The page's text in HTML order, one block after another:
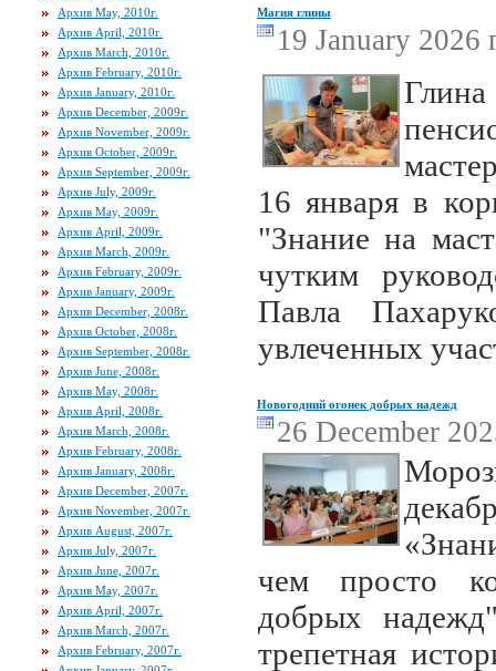
Архив May, 2010г.
Архив April, 2010г.
Архив March, 2010г.
Архив February, 2010г.
Архив January, 2010г.
Архив December, 2009г.
Архив November, 2009г.
Архив October, 2009г.
Архив September, 2009г.
Архив July, 2009г.
Архив May, 2009г.
Архив April, 2009г.
Архив March, 2009г.
Архив February, 2009г.
Архив January, 2009г.
Архив December, 2008г.
Архив October, 2008г.
Архив September, 2008г.
Архив June, 2008г.
Архив May, 2008г.
Архив April, 2008г.
Архив March, 2008г.
Архив February, 2008г.
Архив January, 2008г.
Архив December, 2007г.
Архив November, 2007г.
Архив August, 2007г.
Архив July, 2007г.
Архив June, 2007г.
Архив May, 2007г.
Архив April, 2007г.
Архив March, 2007г.
Архив February, 2007г.
Магия глины
19 January 2026
16 января в
"Знание на
чутким
Павла
увлеченных
Новогодний огонек добрых надежд
26 December
чем просто
добрых
трепетная